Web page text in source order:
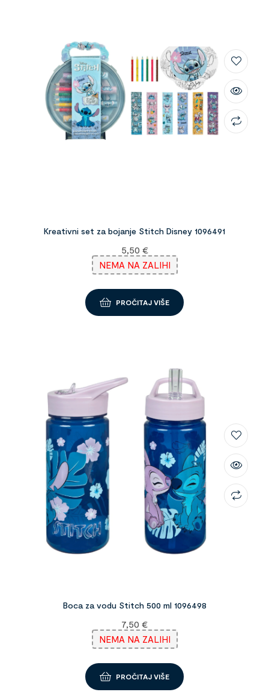
Kreativni set za bojanje Stitch Disney 1096491
5,50 €
NEMA NA ZALIHI
PROČITAJ VIŠE
Boca za vodu Stitch 500 ml 1096498
7,50 €
NEMA NA ZALIHI
PROČITAJ VIŠE